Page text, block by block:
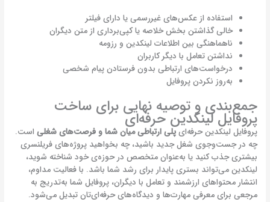
استفاده از عکس‌های غیررسمی یا دارای فیلتر
خالی گذاشتن بخش خلاصه یا کپی‌برداری از متن دیگران
ناهماهنگی بین اطلاعات لینکدین و رزومه
نداشتن تعامل با دیگر کاربران
درخواست‌‌های ارتباطی بدون فرستادن پیام شخصی
به‌روز نکردن پروفایل
جمع‌بندی و توصیه نهایی برای ساخت
پروفایل لینکدین حرفه‌ای
پروفایل لینکدین حرفه‌ایپلی ارتباطی میان شما و فرصت‌های شغلی است.
چه در جست‌وجوی شغل جدید باشید، چه بخواهید پروژه‌های فریلنسری
بیشتری جذب کنید یا به‌عنوان متخصص در حوزه‌ی خود شناخته شوید،
لینکدین می‌تواند بستری پایدار برای رشد شما باشد. با فعالیت مداوم،
انتشار محتواهای ارزشمند و تعامل با دیگران، پروفایل شما به‌تدریج به
مرجعی برای معرفی مهارت‌ها و دیدگاه‌های حرفه‌ای‌تان تبدیل می‌شود.